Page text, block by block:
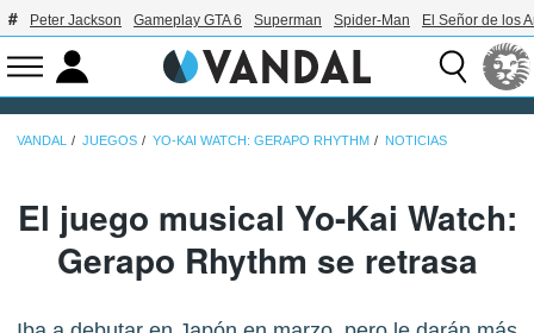
Peter Jackson Gameplay GTA 6 Superman Spider-Man El Señor de los
VANDAL JUEGOS YO-KAI WATCH: GERAPO RHYTHM NOTICIAS
El juego musical Yo-Kai Watch:
Gerapo Rhythm se retrasa